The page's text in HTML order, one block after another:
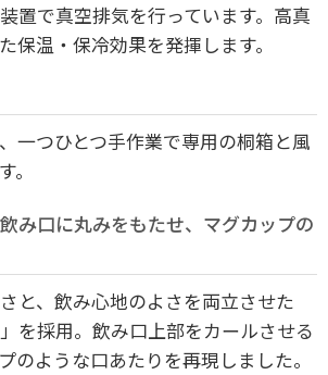
置で真空排気を行っています。高真
保温・保冷効果を発揮します。
一つひとつ手作業で専用の桐箱と風
。
み口に丸みをもたせ、マグカップの
と、飲み心地のよさを両立させた
を採用。飲み口上部をカールさせる
のような口あたりを再現しました。